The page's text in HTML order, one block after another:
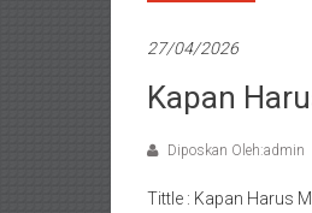
27/04/2026
Kapan
Diposkan Oleh:admin
Tittle : Kapan Harus